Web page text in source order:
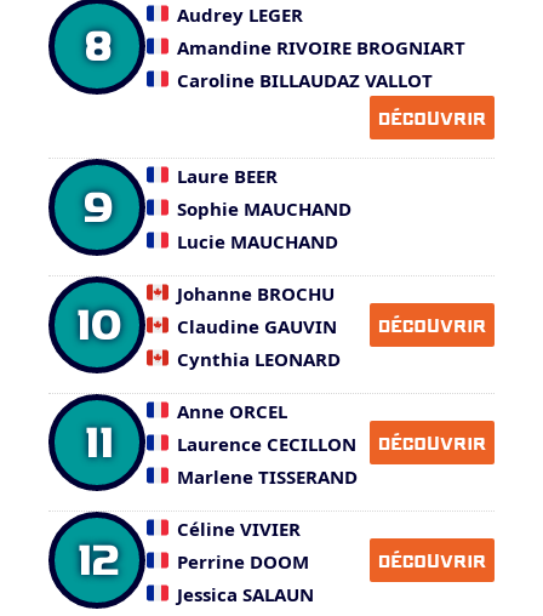
8
Audrey LEGER
Amandine RIVOIRE BROGNIART
Caroline BILLAUDAZ VALLOT
DÉCOUVRIR
9
Laure BEER
Sophie MAUCHAND
Lucie MAUCHAND
10
Johanne BROCHU
Claudine GAUVIN
Cynthia LEONARD
DÉCOUVRIR
11
Anne ORCEL
Laurence CECILLON
Marlene TISSERAND
DÉCOUVRIR
12
Céline VIVIER
Perrine DOOM
Jessica SALAUN
DÉCOUVRIR